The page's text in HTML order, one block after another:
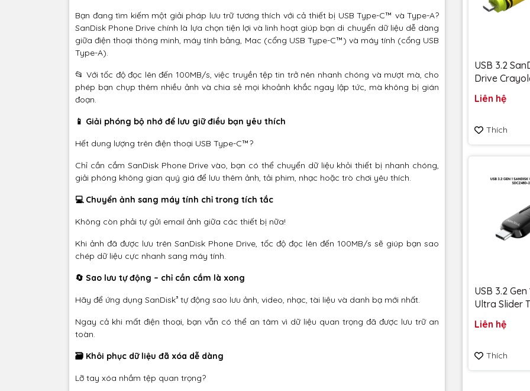
Bạn đang tìm kiếm một giải pháp lưu trữ tương thích với cả thiết bị USB Type-C™ và Type-A?
SanDisk Phone Drive chính là lựa chọn tiện lợi và linh hoạt giúp bạn di chuyển dữ liệu dễ dàng
giữa điện thoại thông minh, máy tính bảng, Mac (cổng USB Type-C™) và máy tính (cổng USB
Type-A).
📂 Với tốc độ đọc lên đến 100MB/s, việc truyền tệp tin trở nên nhanh chóng và mượt mà, cho
phép bạn chụp thêm nhiều ảnh và chia sẻ mọi khoảnh khắc ngay lập tức, mà không bị gián
đoạn.
📱 Giải phóng bộ nhớ để lưu giữ điều bạn yêu thích
Hết dung lượng trên điện thoại USB Type-C™?
Chỉ cần cắm SanDisk Phone Drive vào, bạn có thể chuyển dữ liệu khỏi thiết bị nhanh chóng,
giải phóng không gian quý giá để lưu thêm ảnh, tải phim, nhạc hoặc trò chơi yêu thích.
💻 Chuyển ảnh sang máy tính chỉ trong tích tắc
Không còn phải tự gửi email ảnh giữa các thiết bị nữa!
Khi ảnh đã được lưu trên SanDisk Phone Drive, tốc độ đọc lên đến 100MB/s sẽ giúp bạn sao
chép dữ liệu cực nhanh sang máy tính.
🔄 Sao lưu tự động – chỉ cần cắm là xong
Hãy để ứng dụng SanDisk³ tự động sao lưu ảnh, video, nhạc, tài liệu và danh bạ mới nhất.
Ngay cả khi mất điện thoại, bạn vẫn có thể an tâm vì dữ liệu quan trọng đã được lưu trữ an
toàn.
🗃️ Khôi phục dữ liệu đã xóa dễ dàng
Lỡ tay xóa nhầm tệp quan trọng?
USB 3.2
Drive
SDCZIC-
5 năm
Liên hệ
Thích
USB 3.2
Ultra Slider
SDCZ480-
Liên hệ
Thích